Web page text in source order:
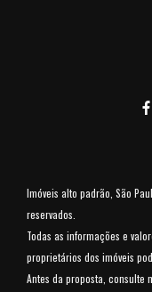
Imóveis alto padrão, São
reservados.
Todas as informações e
proprietários dos imóveis
Antes da proposta, consulte